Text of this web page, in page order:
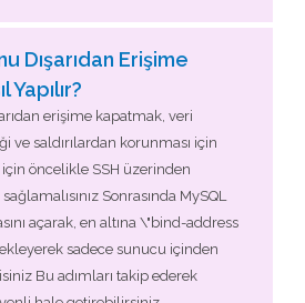
Dışarıdan Erişime
Yapılır?
erişime kapatmak, veri
ve saldırılardan korunması için
öncelikle SSH üzerinden
Sonrasında MySQL
açarak, en altına \"bind-address
sadece sunucu içinden
Bu adımları takip ederek